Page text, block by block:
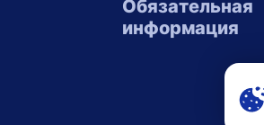
Обязательная
информация